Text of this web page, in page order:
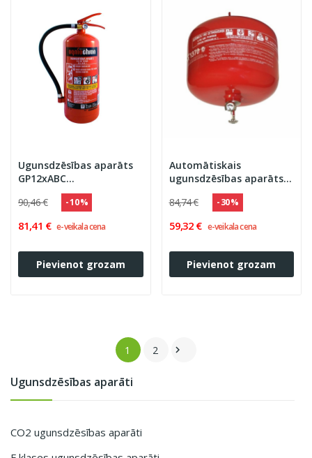
Ugunsdzēsības aparāti
CO2 ugunsdzēsības aparāti
Ugunsdzēsības aparāts
GP12xABC
''OGNIOCHRON'' 55A 233B
C ar turētāju, PA-12
90,46 € - 10 %
81,41 € e-veikala cena
Pievienot grozam
Automātiskais
ugunsdzēsības aparāts –
6 kg dzēšanas viela
84,74 € - 30 %
59,32 € e-veikala cena
Pievienot grozam
1 2 